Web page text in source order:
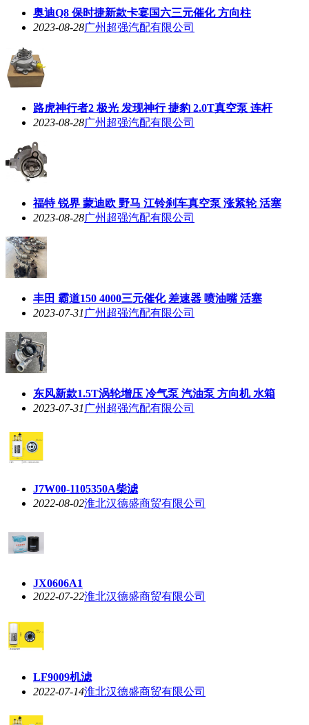
奥迪Q8 保时捷新款卡宴国六三元催化 方向柱
2023-08-28广州超强汽配有限公司
路虎神行者2 极光 发现神行 捷豹 2.0T真空泵 连杆
2023-08-28广州超强汽配有限公司
福特 锐界 蒙迪欧 野马 江铃刹车真空泵 涨紧轮 活塞
2023-08-28广州超强汽配有限公司
丰田 霸道150 4000三元催化 差速器 喷油嘴 活塞
2023-07-31 广州超强汽配有限公司
东风新款1.5T涡轮增压 冷气泵 汽油泵 方向机 水箱
2023-07-31 广州超强汽配有限公司
J7W00-1105350A柴滤
2022-08-02淮北汉德盛商贸有限公司
JX0606A1
2022-07-22淮北汉德盛商贸有限公司
LF9009机滤
2022-07-14淮北汉德盛商贸有限公司